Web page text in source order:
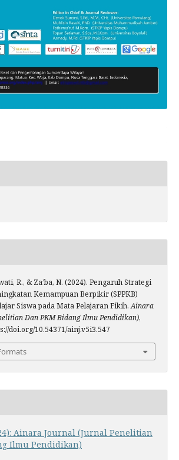
R., & Za’ba, N. (2024). Pengaruh Strategi
Kemampuan Berpikir (SPPKB)
Siswa pada Mata Pelajaran Fikih.Ainara
Dan PKM Bidang Ilmu Pendidikan),
doi.org/10.54371/ainj.v5i3.547
Ainara Journal (Jurnal Penelitian
Ilmu Pendidikan)